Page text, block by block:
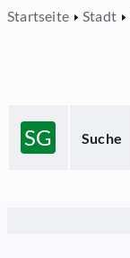
Startseite Stadt
SG Suche